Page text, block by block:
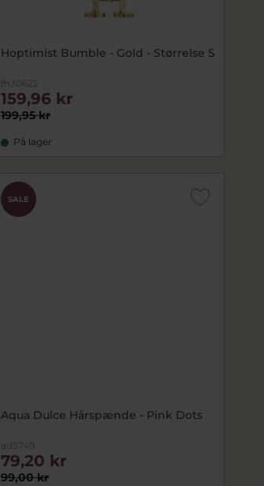
Hoptimist Bumble - Gold - Størrelse S
fh30622
199,95 kr
159,96 kr
På lager
SALE
Aqua Dulce Hårspænde - Pink Dots
ad5749
99,00 kr
79,20 kr